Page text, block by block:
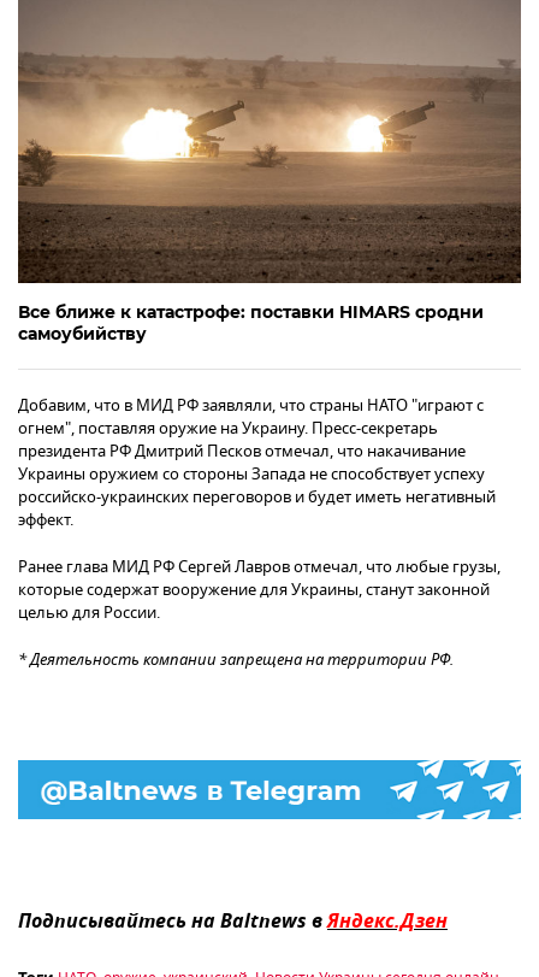
Все ближе к катастрофе: поставки HIMARS сродни
самоубийству
Добавим, что в МИД РФ заявляли, что страны НАТО "играют с
огнем", поставляя оружие на Украину. Пресс-секретарь
президента РФ Дмитрий Песков отмечал, что накачивание
Украины оружием со стороны Запада не способствует успеху
российско-украинских переговоров и будет иметь негативный
эффект.
Ранее глава МИД РФ Сергей Лавров отмечал, что любые грузы,
которые содержат вооружение для Украины, станут законной
целью для России.
* Деятельность компании запрещена на территории РФ.
Подписывайтесь на Baltnews вЯндекс.Дзен